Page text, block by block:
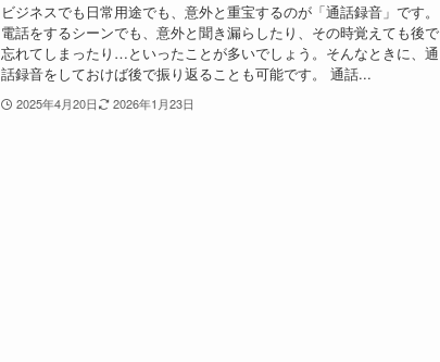
ビジネスでも日常用途でも、意外と重宝するのが「通話録音」です。
電話をするシーンでも、意外と聞き漏らしたり、その時覚えても後で
忘れてしまったり…といったことが多いでしょう。そんなときに、通
話録音をしておけば後で振り返ることも可能です。 通話...
2025年4月20日 2026年1月23日